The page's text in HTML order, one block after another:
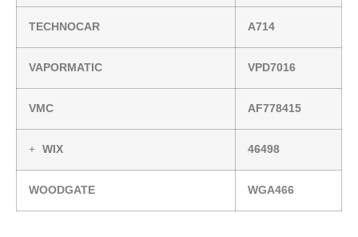
TECHNOCAR A714
VAPORMATIC VPD7016
VMC AF778415
WIX 46498
WOODGATE WGA466